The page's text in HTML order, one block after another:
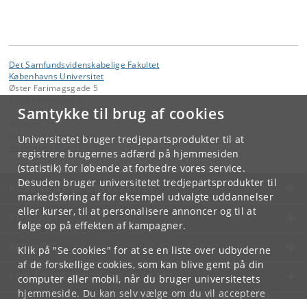
Samtykke til brug af cookies
Universitetet bruger tredjepartsprodukter til at
registrere brugernes adfærd på hjemmesiden
(statistik) for løbende at forbedre vores service.
Desuden bruger universitetet tredjepartsprodukter til
markedsføring af for eksempel udvalgte uddannelser
eller kurser, til at personalisere annoncer og til at
følge op på effekten af kampagner.
Klik på "Se cookies" for at se en liste over udbyderne
af de forskellige cookies, som kan blive gemt på din
computer eller mobil, når du bruger universitetets
hjemmeside. Du kan selv vælge om du vil acceptere
Det Samfundsvidenskabelige Fakultet
Københavns Universitet
Øster Farimagsgade 5
Fakultetssekretariatet
dk
KØBENHAVNS UNIVERSITET
KONTAKT
SERVICES
FOR STUDERENDE OG ANSATTE